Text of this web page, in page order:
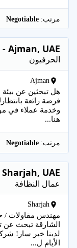
مرتب:
Ajman, UAE
الحرفيون
Ajman
هل تبحثين عن
فرصة رائعة
هنا...
مرتب:
UAE
عمال النظافة
Sharjah
مهندس مقاولات
الشارقة تبحث
لدينا خبر سار!
الأيام ل...